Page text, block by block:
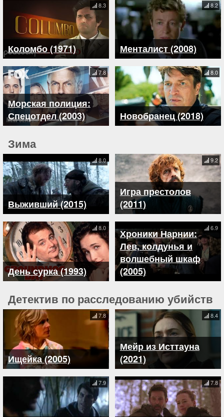
Коломбо (1971)
8.3
Менталист (2008)
8.2
Морская полиция:
Спецотдел (2003)
7.8
Новобранец (2018)
8.0
Зима
Выживший (2015)
8.0
Игра престолов
(2011)
9.2
День сурка (1993)
8.0
Хроники Нарнии:
Лев, колдунья и
волшебный шкаф
(2005)
6.9
Детектив по расследованию убийств
Ищейка (2005)
7.8
Мейр из Исттауна
(2021)
8.4
7.9 7.8